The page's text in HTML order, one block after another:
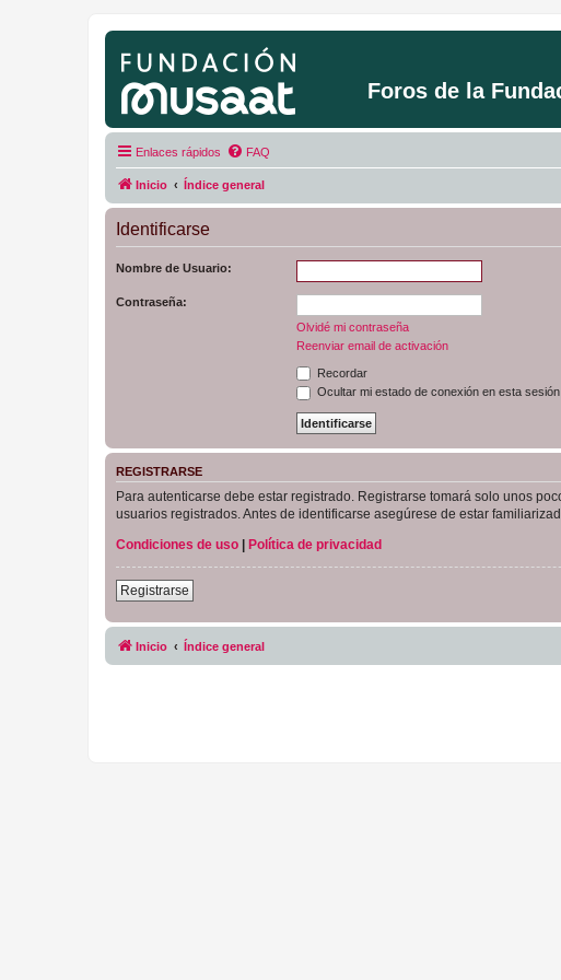
Foros de la
Enlaces rápidos FAQ
Inicio Índice general
Identificarse
Nombre de Usuario:
Contraseña:
Olvidé mi contraseña
Reenviar email de activación
Recordar
Ocultar mi estado de conexión en esta sesión
REGISTRARSE
Para autenticarse debe estar registrado. Registrarse tomará solo unos
usuarios registrados. Antes de identificarse asegúrese de estar
Condiciones de uso
Política de privacidad
Registrarse
Inicio Índice general